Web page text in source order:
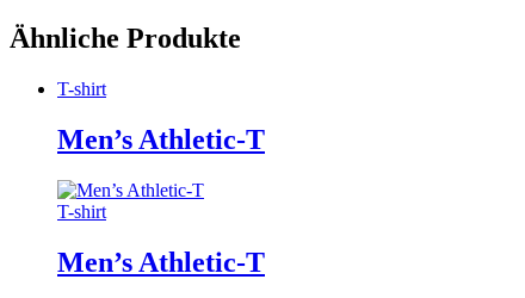
Ähnliche Produkte
T-shirt
Men’s Athletic-T
T-shirt
Men’s Athletic-T